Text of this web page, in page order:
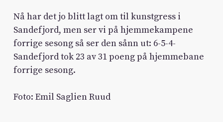
Nå har det jo blitt lagt om til kunstgress i
Sandefjord, men ser vi på hjemmekampene
forrige sesong så ser den sånn ut: 6-5-4-
Sandefjord tok 23 av 31 poeng på hjemmebane
forrige sesong.
Foto: Emil Saglien Ruud